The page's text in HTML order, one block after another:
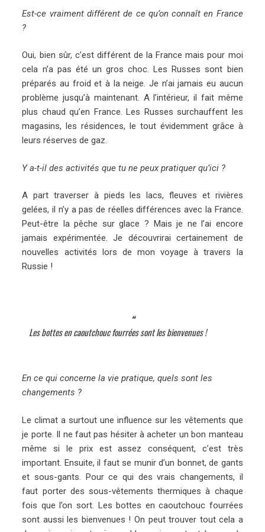
Est-ce vraiment différent de ce qu’on connaît en France
?
Oui, bien sûr, c’est différent de la France mais pour moi
cela n’a pas été un gros choc. Les Russes sont bien
préparés au froid et à la neige. Je n’ai jamais eu aucun
problème jusqu’à maintenant. A l’intérieur, il fait même
plus chaud qu’en France. Les Russes surchauffent les
magasins, les résidences, le tout évidemment grâce à
leurs réserves de gaz.
Y a-t-il des activités que tu ne peux pratiquer qu’ici ?
A part traverser à pieds les lacs, fleuves et rivières
gelées, il n’y a pas de réelles différences avec la France.
Peut-être la pêche sur glace ? Mais je ne l’ai encore
jamais expérimentée. Je découvrirai certainement de
nouvelles activités lors de mon voyage à travers la
Russie !
Les bottes en caoutchouc fourrées sont les bienvenues !
En ce qui concerne la vie pratique, quels sont les
changements ?
Le climat a surtout une influence sur les vêtements que
je porte. Il ne faut pas hésiter à acheter un bon manteau
même si le prix est assez conséquent, c’est très
important. Ensuite, il faut se munir d’un bonnet, de gants
et sous-gants. Pour ce qui des vrais changements, il
faut porter des sous-vêtements thermiques à chaque
fois que l’on sort. Les bottes en caoutchouc fourrées
sont aussi les bienvenues ! On peut trouver tout cela a